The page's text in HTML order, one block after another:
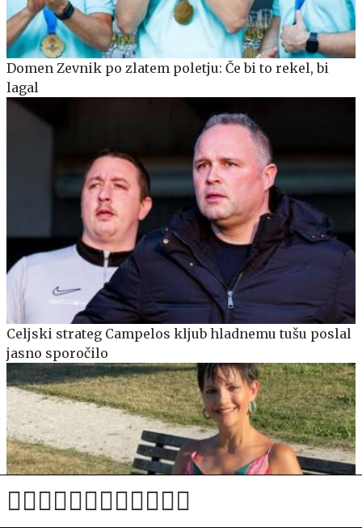
Domen Zevnik po zlatem poletju: Če bi to rekel, bi
lagal
Celjski strateg Campelos kljub hladnemu tušu poslal
jasno sporočilo